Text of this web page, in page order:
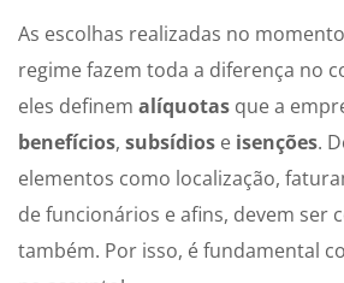
As escolhas realizadas no
regime fazem toda a diferença no
eles definem alíquotas que a
benefícios, subsídios e isenções.
elementos como localização,
de funcionários e afins, devem ser
também. Por isso, é fundamental